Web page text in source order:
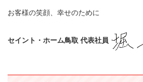
お客様の笑顔、幸せのために
セイント・ホーム鳥取 代表社員